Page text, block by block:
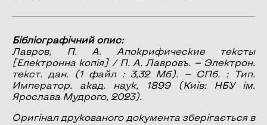
Бібліографічний опис:
Лавров, П. А. Апокрифические тексты
[Електронна копія] / П. А. Лавровъ. — Электрон.
текст. дан. (1 файл : 3,32 Мб). — СПб. : Тип.
Император. акад. наук, 1899 (Київ: НБУ ім.
Ярослава Мудрого, 2023).
Оригінал друкованого документа зберігається в